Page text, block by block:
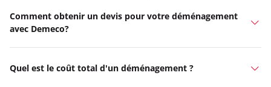
Comment obtenir un devis pour votre déménagement
avec Demeco?
Quel est le coût total d'un déménagement ?